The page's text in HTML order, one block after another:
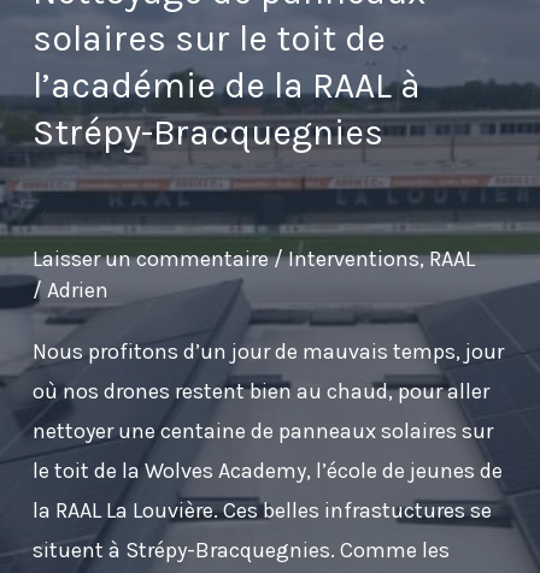
drone
à
Engis
un
test
spectaculaire…
mais
pas
concluant
solaires sur le toit de
l’académie de la RAAL à
Strépy-Bracquegnies
Laisser un commentaire/Interventions,RAAL
/ Adrien
Nous profitons d’un jour de mauvais temps, jour
où nos drones restent bien au chaud, pour aller
nettoyer une centaine de panneaux solaires sur
le toit de la Wolves Academy, l’école de jeunes de
la RAAL La Louvière. Ces belles infrastuctures se
situent à Strépy-Bracquegnies. Comme les